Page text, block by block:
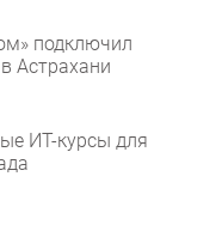
подключил
Астрахани
ИТ-курсы для